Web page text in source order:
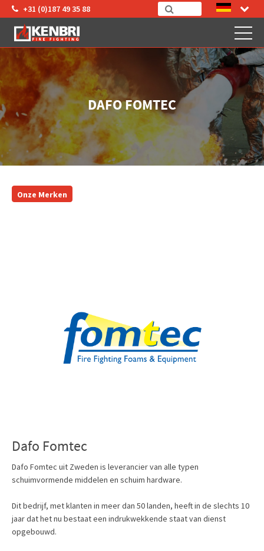
+31 (0)187 49 35 88
DAFO FOMTEC
Onze Merken
Dafo Fomtec
Dafo Fomtec uit Zweden is leverancier van alle typen
schuimvormende middelen en schuim hardware.
Dit bedrijf, met klanten in meer dan 50 landen, heeft in de slechts 10
jaar dat het nu bestaat een indrukwekkende staat van dienst
opgebouwd.